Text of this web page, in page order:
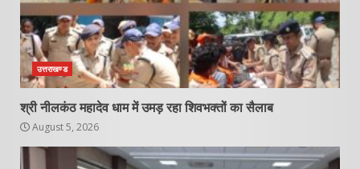
उत्तराखण्ड
श्री नीलकंठ महादेव धाम में उमड़ रहा शिवभक्तों का सैलाब
August 5, 2026